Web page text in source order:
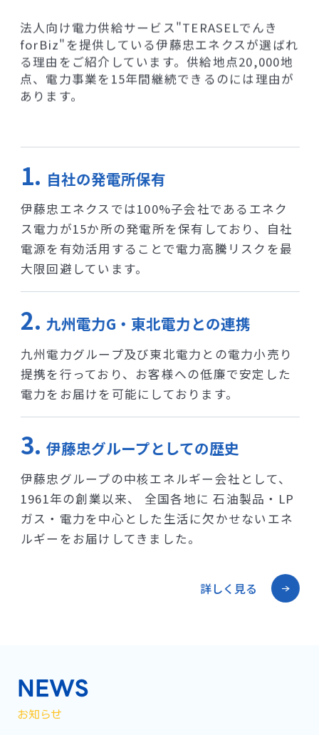
法人向け電力供給サービス"TERASELでんき
forBiz"を提供している伊藤忠エネクスが選ばれ
る理由をご紹介しています。供給地点20,000地
点、電力事業を15年間継続できるのには理由が
あります。
自社の発電所保有
伊藤忠エネクスでは100%子会社であるエネク
ス電力が15か所の発電所を保有しており、自社
電源を有効活用することで電力高騰リスクを最
大限回避しています。
九州電力G・東北電力との連携
九州電力グループ及び東北電力との電力小売り
提携を行っており、お客様への低廉で安定した
電力をお届けを可能にしております。
伊藤忠グループとしての歴史
伊藤忠グループの中核エネルギー会社として、
1961年の創業以来、 全国各地に 石油製品・LP
ガス・電力を中心とした生活に欠かせないエネ
ルギーをお届けしてきました。
詳しく見る
NEWS
お知らせ